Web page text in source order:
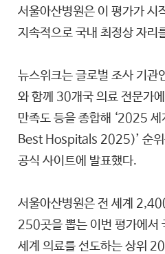
서울아산병원은 이 평가가 시
지속적으로 국내 최정상 자리
뉴스위크는 글로벌 조사 기
와 함께 30개국 의료 전문가
만족도 등을 종합해 ‘2025
Best Hospitals 2025)’ 순
공식 사이트에 발표했다.
서울아산병원은 전 세계
250곳을 뽑는 이번 평가에서
세계 의료를 선도하는 상위